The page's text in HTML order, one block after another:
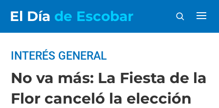
El Día de Escobar
INTERÉS GENERAL
No va más: La Fiesta de la
Flor canceló la elección